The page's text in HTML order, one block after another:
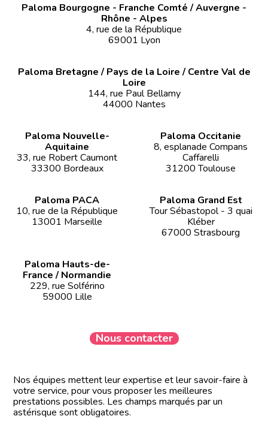
Paloma Bourgogne - Franche Comté / Auvergne -
Rhône - Alpes
4, rue de la République
69001 Lyon
Paloma Bretagne / Pays de la Loire / Centre Val de
Loire
144, rue Paul Bellamy
44000 Nantes
Paloma Nouvelle-
Aquitaine
33, rue Robert Caumont
33300 Bordeaux
Paloma Occitanie
8, esplanade Compans
Caffarelli
31200 Toulouse
Paloma PACA
10, rue de la République
13001 Marseille
Paloma Grand Est
Tour Sébastopol - 3 quai
Kléber
67000 Strasbourg
Paloma Hauts-de-
France / Normandie
229, rue Solférino
59000 Lille
Nous contacter
Nos équipes mettent leur expertise et leur savoir-faire à
votre service, pour vous proposer les meilleures
prestations possibles. Les champs marqués par un
astérisque sont obligatoires.